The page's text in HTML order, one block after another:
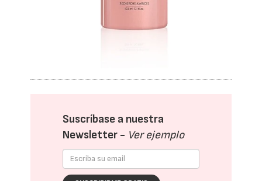
Suscríbase a nuestra
Newsletter - Ver ejemplo